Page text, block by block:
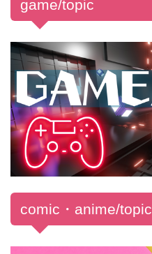
game/topic
comic・anime/topic